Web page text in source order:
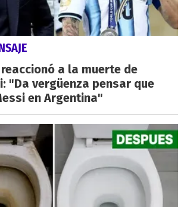
a la muerte de
"Da vergüenza pensar que
en Argentina"